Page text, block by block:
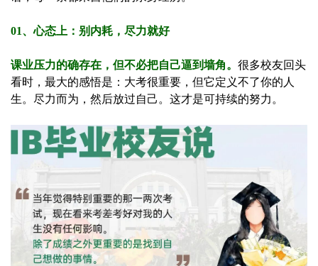
01、心态上：别内耗，尽力就好
课业压力的确存在，但不必把自己逼到墙角。 很多校友回头
看时，最大的感悟是：大考很重要，但它定义不了你的人
生。尽力而为，然后放过自己。这才是可持续的努力。